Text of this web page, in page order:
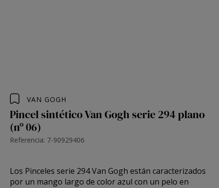
VAN GOGH
Pincel sintético Van Gogh serie 294 plano
(nº 06)
Referencia: 7-90929406
Los Pinceles serie 294 Van Gogh están caracterizados
por un mango largo de color azul con un pelo en